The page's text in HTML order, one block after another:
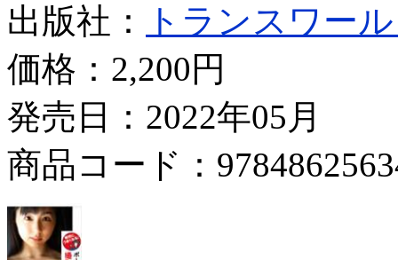
出版社：
トランスワー
価格： 2,200円
発売日：2022年05月
商品コード：